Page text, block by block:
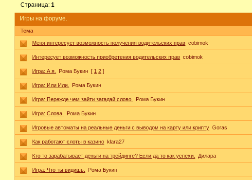
Игры на форуме.
Страница:1
Тема
Меня интересует возможность получения водительских прав cobimok
Интересует возможность приобретения водительских прав cobimok
Игра: А я. Рома Букин [ 1 2 ]
Игра: Или Или. Рома Букин
Игра: Пережде чем зайти загадай слово. Рома Букин
Игра: Слова. Рома Букин
Игровые автоматы на реальные деньги с выводом на карту или крипту Goras
Как работают слоты в казино klara27
Кто то зарабатывает деньги на трейдинге? Если да то как успехи. Дилара
Игра: Что ты видишь. Рома Букин